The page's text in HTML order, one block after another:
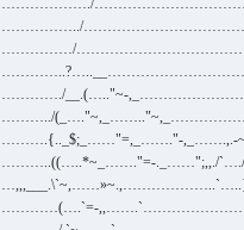
………………./
……………../
……………/
…………./__.(….."~-
………../
……….{.._$;_……"=,_……."-,_…….,.-
………..((…..*~_……."=-._……";,,./
…………(….`=-